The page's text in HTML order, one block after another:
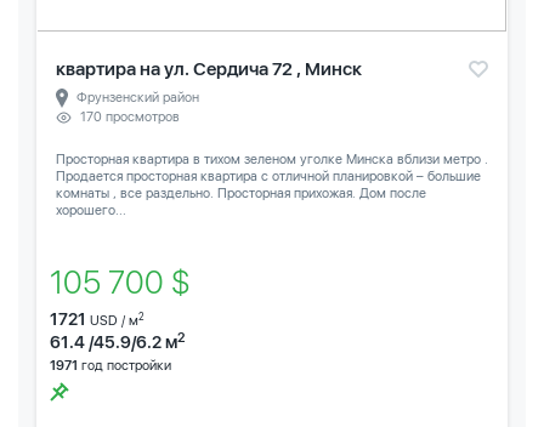
квартира на ул. Сердича 72 , Минск
Фрунзенский район
170 просмотров
Просторная квартира в тихом зеленом уголке Минска вблизи метро .
Продается просторная квартира с отличной планировкой – большие
комнаты , все раздельно. Просторная прихожая. Дом после
хорошего...
105 700 $
1721 USD / м2
61.4 /45.9/6.2 м2
1971 год постройки